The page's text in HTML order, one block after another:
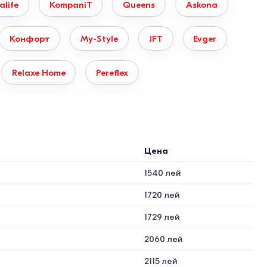
покрывается порошковой антикоррозийной
и скрипа.
износостойким текстилем. Для обивки изголовья
Мартиндейла (эффект «Антикоготь»). Модели из
/ Подросток. Высокий спрос для детских комнат.
модель для малогабаритных квартир.
KompaniT Queens Askona
Конфорт My-Style JFT Evger
Relaxe Home Pereflex
Цена
1540 лей
1720 лей
1729 лей
2060 лей
2115 лей